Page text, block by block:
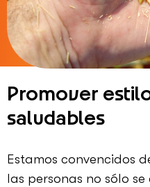
Promover
saludables
Estamos convencidos
las personas no sólo